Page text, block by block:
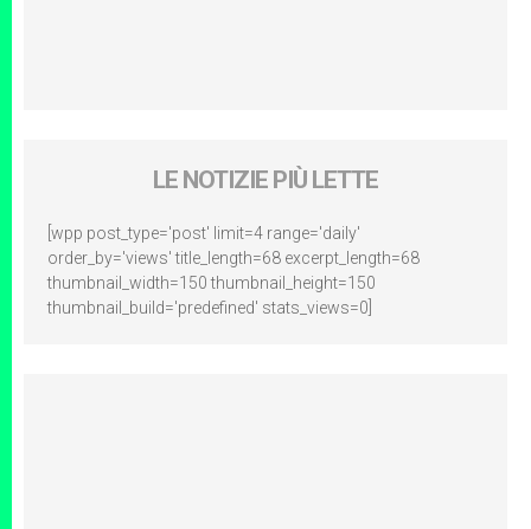
LE NOTIZIE PIÙ LETTE
[wpp post_type='post' limit=4 range='daily'
order_by='views' title_length=68 excerpt_length=68
thumbnail_width=150 thumbnail_height=150
thumbnail_build='predefined' stats_views=0]